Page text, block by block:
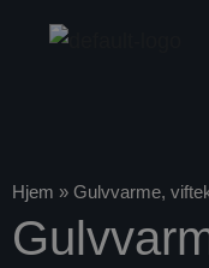
Hjem » Gulvvarme,